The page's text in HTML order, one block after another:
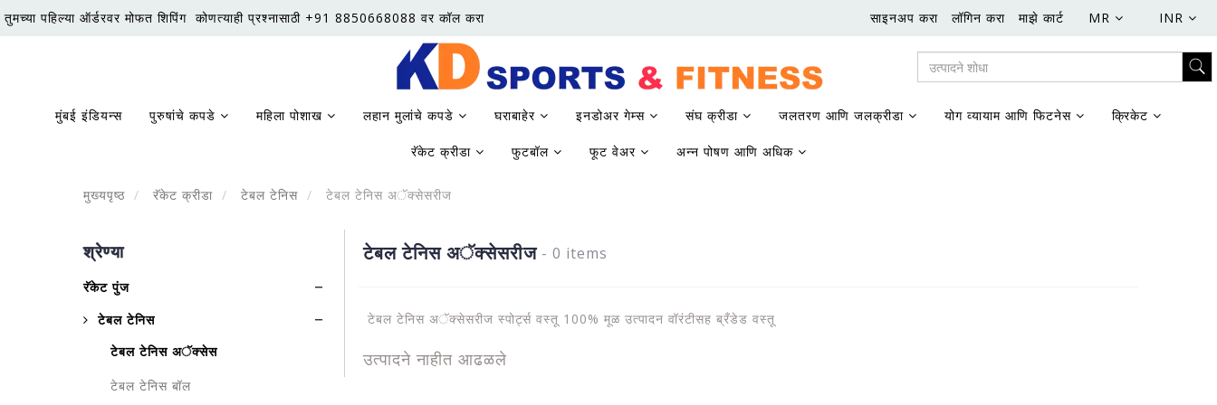
तुमच्या पहिल्या ऑर्डरवर मोफत शिपिंग कोणत्याही प्रश्नासाठी +91 8850668088 वर कॉल करा साइनअप करा लॉगिन करा माझे कार्ट MR INR
मुंबई इंडियन्स पुरुषांचे कपडे महिला पोशाख लहान मुलांचे कपडे घराबाहेर इनडोअर गेम्स संघ क्रीडा जलतरण आणि जलक्रीडा योग व्यायाम आणि फिटनेस क्रिकेट
रॅकेट क्रीडा फुटबॉल फूट वेअर अन्न पोषण आणि अधिक
मुख्यपृष्ठ रॅकेट क्रीडा टेबल टेनिस टेबल टेनिस अॅक्सेसरीज
श्रेण्या
रॅकेट पुंज
टेबल टेनिस
टेबल टेनिस अॅक्सेस
टेबल टेनिस बॉल
टेबल टेनिस अॅक्सेसरीज - 0 items
टेबल टेनिस अॅक्सेसरीज स्पोर्ट्स वस्तू 100% मूळ उत्पादन वॉरंटीसह ब्रँडेड वस्तू
उत्पादने नाहीत आढळले